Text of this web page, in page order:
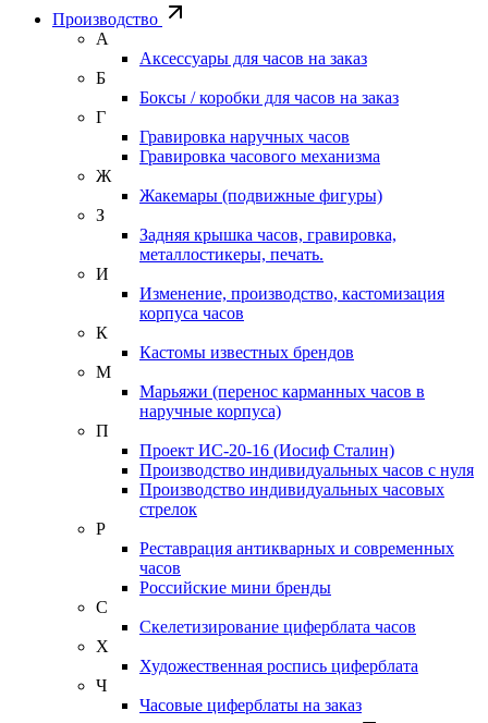
Производство
А
Аксессуары для часов на заказ
Б
Боксы / коробки для часов на заказ
Г
Гравировка наручных часов
Гравировка часового механизма
Ж
Жакемары (подвижные фигуры)
З
Задняя крышка часов, гравировка,
металлостикеры, печать.
И
Изменение, производство, кастомизация
корпуса часов
К
Кастомы известных брендов
М
Марьяжи (перенос карманных часов в
наручные корпуса)
П
Проект ИС-20-16 (Иосиф Сталин)
Производство индивидуальных часов с нуля
Производство индивидуальных часовых
стрелок
Р
Реставрация антикварных и современных
часов
Российские мини бренды
С
Скелетизирование циферблата часов
Х
Художественная роспись циферблата
Ч
Часовые циферблаты на заказ